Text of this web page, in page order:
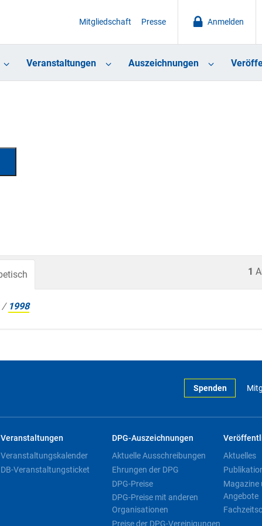
Anmelden
Mitgliedschaft Presse
Veranstaltungen Auszeichnungen
1
/ 1998
Spenden
Veranstaltungen
Veranstaltungskalender
DB-Veranstaltungsticket
DPG-Auszeichnungen
Aktuelle Ausschreibungen
Ehrungen der DPG
DPG-Preise
DPG-Preise mit anderen
Organisationen
Preise der DPG-Vereinigungen
Aktuelles
Magazine
Angebote